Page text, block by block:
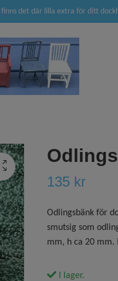
finns det där lilla extra för ditt
135 kr
Odlingsbänk för
smutsig som
mm, h ca 20 mm.
I lager.